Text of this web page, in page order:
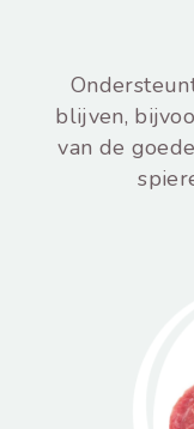
blijven,
van de